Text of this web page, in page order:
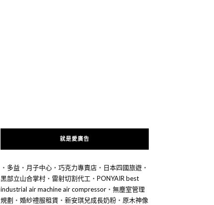
就是愛廣告
‧ 多益 ‧ 月子中心 ‧ 巧克力專賣店 ‧ 日本四國旅遊 ‧
黑部立山合掌村 ‧ 雷射切割代工 ‧ PONYAIR best
industrial air machine air compressor ‧ 無塵室管理
規劃 ‧ 婚紗禮服租賃 ‧ 新安琪兒成長奶粉 ‧ 原木神像